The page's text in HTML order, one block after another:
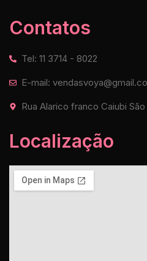
Contatos
Tel: 11 3714 - 8022
E-mail:
Rua Alarico franco Caiubi São
Localização